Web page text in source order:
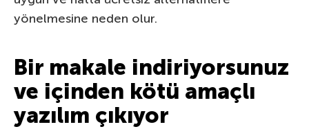
yönelmesine neden olur.
Bir makale indiriyorsunuz
ve içinden kötü amaçlı
yazılım çıkıyor